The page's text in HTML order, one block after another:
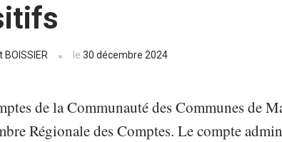
BOISSIER le 30 décembre 2024
de la Communauté des Communes de
Régionale des Comptes. Le compte